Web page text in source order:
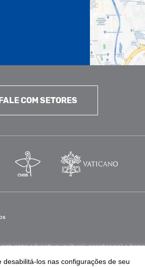
COM SETORES
educativa, cultural, assistencial e
los nas configurações de seu